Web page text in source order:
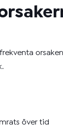
över tid